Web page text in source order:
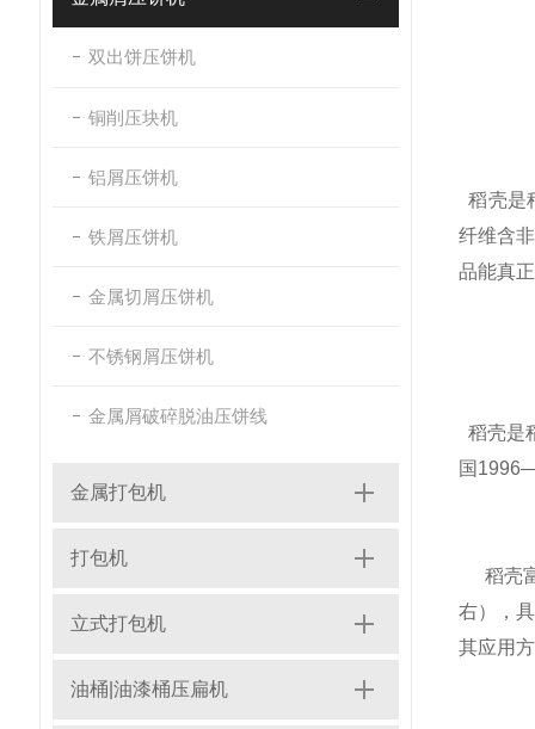
双出饼压饼机
铜削压块机
铝屑压饼机
铁屑压饼机
金属切屑压饼机
不锈钢屑压饼机
金属屑破碎脱油压饼线
金属打包机
打包机
立式打包机
油桶|油漆桶压扁机
稻壳是
纤维含
品能真
稻壳是
国
稻壳富
右），
其应用